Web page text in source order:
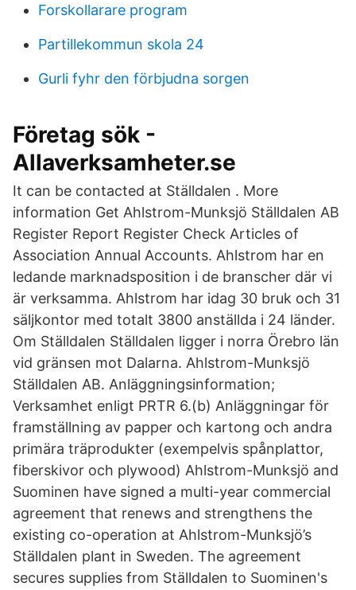
Forskollarare program
Partillekommun skola 24
Gurli fyhr den förbjudna sorgen
Företag sök -
Allaverksamheter.se
It can be contacted at Ställdalen . More
information Get Ahlstrom-Munksjö Ställdalen AB
Register Report Register Check Articles of
Association Annual Accounts. Ahlstrom har en
ledande marknadsposition i de branscher där vi
är verksamma. Ahlstrom har idag 30 bruk och 31
säljkontor med totalt 3800 anställda i 24 länder.
Om Ställdalen Ställdalen ligger i norra Örebro län
vid gränsen mot Dalarna. Ahlstrom-Munksjö
Ställdalen AB. Anläggningsinformation;
Verksamhet enligt PRTR 6.(b) Anläggningar för
framställning av papper och kartong och andra
primära träprodukter (exempelvis spånplattor,
fiberskivor och plywood) Ahlstrom-Munksjö and
Suominen have signed a multi-year commercial
agreement that renews and strengthens the
existing co-operation at Ahlstrom-Munksjö’s
Ställdalen plant in Sweden. The agreement
secures supplies from Ställdalen to Suominen's